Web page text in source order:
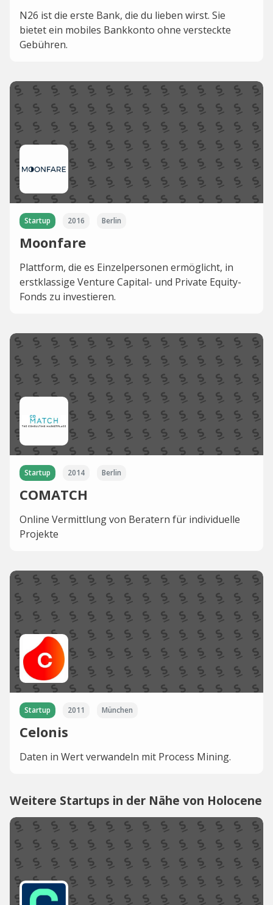
N26 ist die erste Bank, die du lieben wirst. Sie
bietet ein mobiles Bankkonto ohne versteckte
Gebühren.
Startup 2016 Berlin
Moonfare
Plattform, die es Einzelpersonen ermöglicht, in
erstklassige Venture Capital- und Private Equity-
Fonds zu investieren.
Startup 2014 Berlin
COMATCH
Online Vermittlung von Beratern für individuelle
Projekte
Startup 2011 München
Celonis
Daten in Wert verwandeln mit Process Mining.
Weitere Startups in der Nähe von Holocene